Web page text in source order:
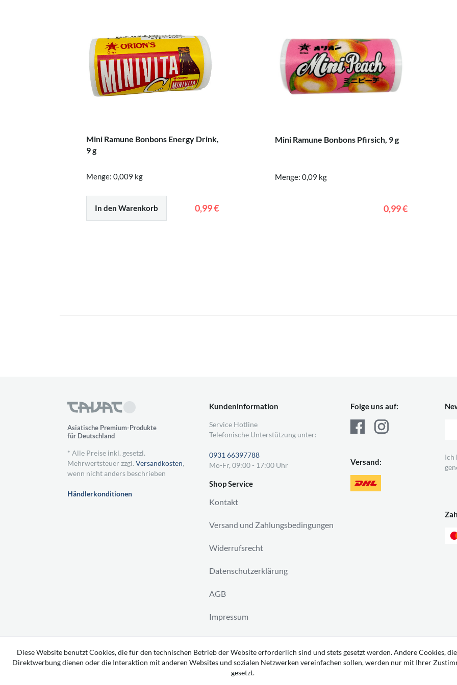
Mini Ramune Bonbons Energy Drink,
9 g
Menge: 0,009 kg
In den Warenkorb 0,99 €
Mini Ramune Bonbons Pfirsich, 9 g
Menge: 0,09 kg
0,99 €
Asiatische Premium-Produkte
für Deutschland
* Alle Preise inkl. gesetzl.
Mehrwertsteuer zzgl. Versandkosten,
wenn nicht anders beschrieben
Händlerkonditionen
Kundeninformation
Service Hotline
Telefonische Unterstützung unter:
0931 66397788
Mo-Fr, 09:00 - 17:00 Uhr
Shop Service
Kontakt
Versand und Zahlungsbedingungen
Widerrufsrecht
Datenschutzerklärung
AGB
Impressum
Vertrag widerrufen
Folge uns auf:
Versand:
Ich
Diese Website benutzt Cookies, die für den technischen Betrieb der Website erforderlich sind und stets gesetzt werden. Andere Cookies,
Direktwerbung dienen oder die Interaktion mit anderen Websites und sozialen Netzwerken vereinfachen sollen, werden nur mit Ihrer
gesetzt.